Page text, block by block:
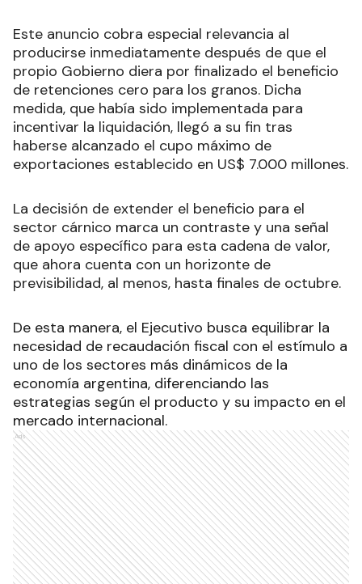
Este anuncio cobra especial relevancia al
producirse inmediatamente después de que el
propio Gobierno diera por finalizado el beneficio
de retenciones cero para los granos. Dicha
medida, que había sido implementada para
incentivar la liquidación, llegó a su fin tras
haberse alcanzado el cupo máximo de
exportaciones establecido en US$ 7.000 millones.
La decisión de extender el beneficio para el
sector cárnico marca un contraste y una señal
de apoyo específico para esta cadena de valor,
que ahora cuenta con un horizonte de
previsibilidad, al menos, hasta finales de octubre.
De esta manera, el Ejecutivo busca equilibrar la
necesidad de recaudación fiscal con el estímulo a
uno de los sectores más dinámicos de la
economía argentina, diferenciando las
estrategias según el producto y su impacto en el
mercado internacional.
Ads